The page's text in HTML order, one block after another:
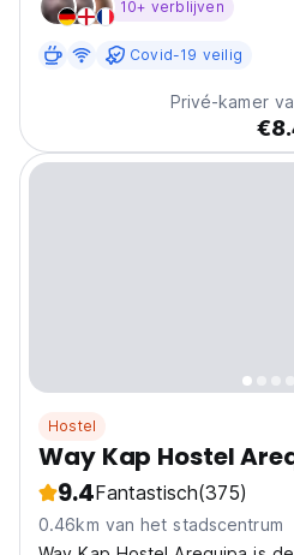
plaatsen waar je verbleef.
10+ verblijven
Covid-19 veilig
Privé-kamer
Hostel
Way Kap Hostel
9.4Fantastisch(375)
0.46km van het stadscentrum